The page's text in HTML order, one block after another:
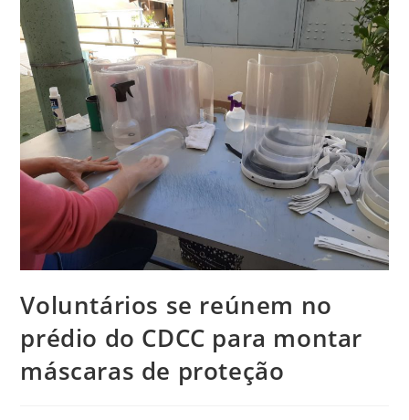
Voluntários se reúnem no
prédio do CDCC para montar
máscaras de proteção